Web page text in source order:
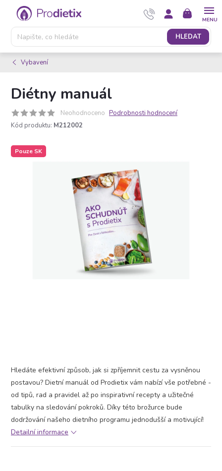
Přejít
obsah
HLEDAT
NÁKUPNÍ
KOŠÍK
Vybavení
Diétny manuál
Neohodnoceno Podrobnosti hodnocení
Kód produktu: M212002
Pouze SK
Hledáte efektivní způsob, jak si zpříjemnit cestu za vysněnou
postavou? Dietní manuál od Prodietix vám nabízí vše potřebné -
od tipů, rad a pravidel až po inspirativní recepty a užitečné
tabulky na sledování pokroků. Díky této brožurce bude
dodržování našeho dietního programu jednodušší a motivující!
Detailní informace